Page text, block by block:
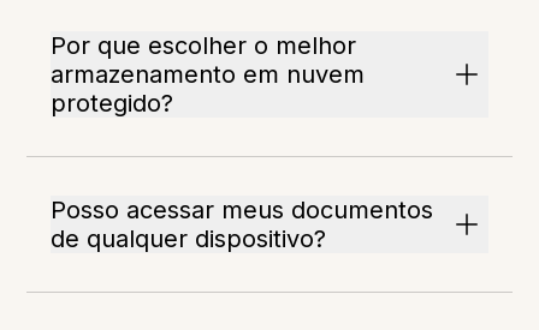
Por que escolher o melhor
armazenamento em nuvem
protegido?
Posso acessar meus documentos
de qualquer dispositivo?